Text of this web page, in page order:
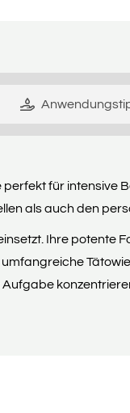
für intensive
als auch den
Ihre potente